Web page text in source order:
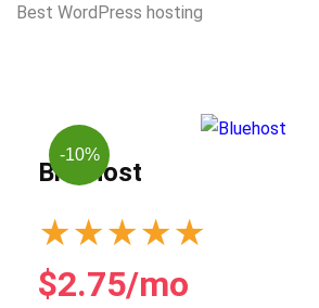
Best WordPress hosting
-10%
Bluehost
★★★★★
$2.75/mo